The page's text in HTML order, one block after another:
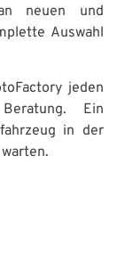
neuen und
Auswahl
jeden
Ein
in der